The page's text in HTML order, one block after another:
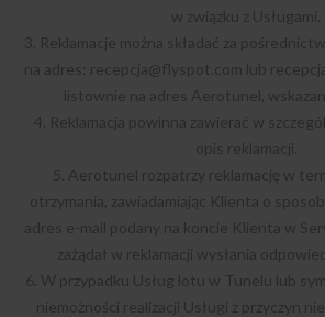
w związku z Usługami.
3. Reklamacje można składać za
na adres: recepcja@flyspot.com lub
listownie na adres Aerotunel,
4. Reklamacja powinna zawierać w
opis reklamacji.
5. Aerotunel rozpatrzy reklamację w
otrzymania, zawiadamiając Klienta o
adres e-mail podany na koncie Klienta w
zażądał w reklamacji wysłania
6. W przypadku Usług lotu w Tunelu lub
niemożności realizacji Usługi z przyczyn